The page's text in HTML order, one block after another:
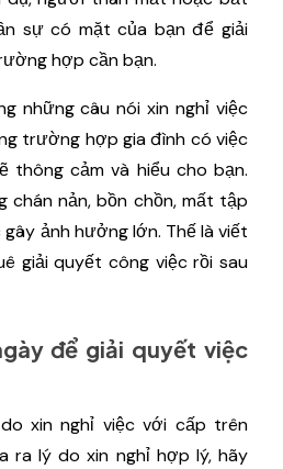
sự có mặt của bạn để giải
hợp cần bạn.
những câu nói xin nghỉ việc
trường hợp gia đình có việc
thông cảm và hiểu cho bạn.
chán nản, bồn chồn, mất tập
ảnh hưởng lớn. Thế là viết
giải quyết công việc rồi sau
để giải quyết việc
xin nghỉ việc với cấp trên
ra lý do xin nghỉ hợp lý, hãy